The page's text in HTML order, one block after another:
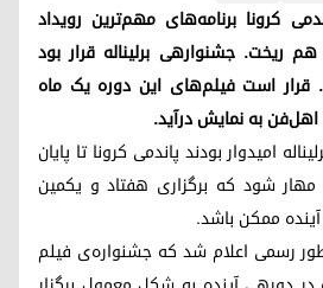
۲۴)- پاندمی کرونا برنامه‌های مهم‌ترین رویداد
هم ریخت. جشنوارهی برلیناله قرار بود
شود. قرار است فیلم‌های این دوره یک ماه
اهل‌فن به نمایش درآید.
امیدوار بودند پاندمی کرونا تا پایان
شود که برگزاری هفتاد و یکمین
ممکن باشد.
به‌طور رسمی اعلام شد که جشنواره‌ی فیلم